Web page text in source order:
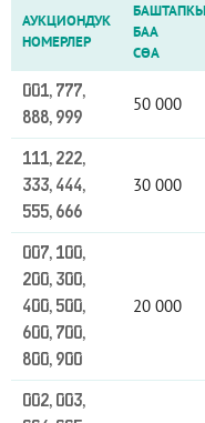
АУКЦИОНДУК
НОМЕРЛЕР
БАШТАПКЫ
БАА
СӨА
001, 777,
888, 999
50 000
111, 222,
333, 444,
555, 666
30 000
007, 100,
200, 300,
400, 500,
600, 700,
800, 900
20 000
002, 003,